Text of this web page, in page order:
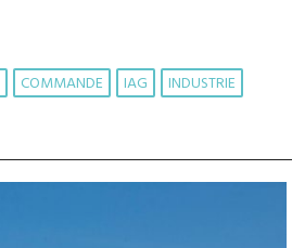
COMMANDE IAG
INDUSTRIE